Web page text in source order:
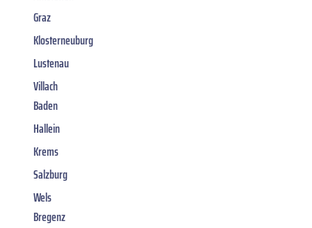
Graz
Klosterneuburg
Lustenau
Villach
Baden
Hallein
Krems
Salzburg
Wels
Bregenz